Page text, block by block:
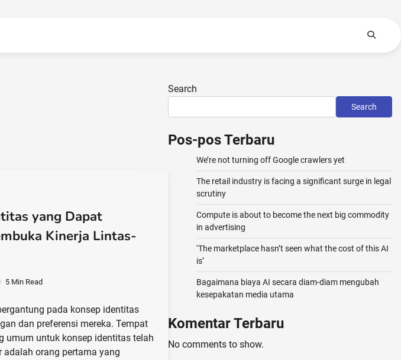
yang Dapat
Kinerja Lintas-
5 Min Read
pada konsep identitas
dan preferensi mereka. Tempat
umum untuk konsep identitas telah
adalah orang pertama yang
Search
Search
Pos-pos Terbaru
We’re not turning off Google crawlers yet
The retail industry is facing a significant surge in legal
scrutiny
Compute is about to become the next big commodity
in advertising
‘The marketplace hasn’t seen what the cost of this AI
is’
Bagaimana biaya AI secara diam-diam mengubah
kesepakatan media utama
Komentar Terbaru
No comments to show.